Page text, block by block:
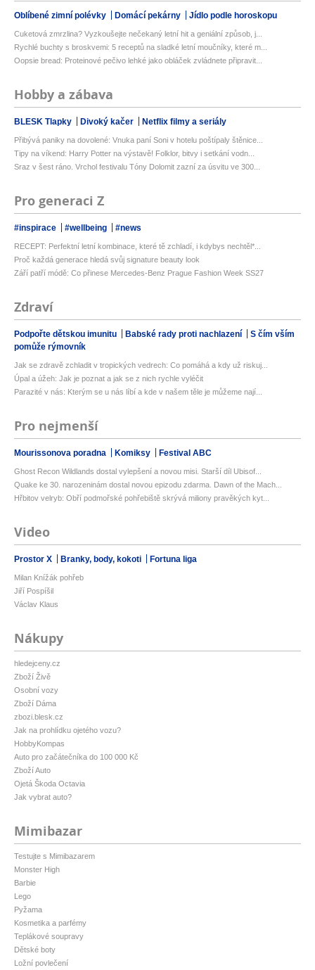
Oblíbené zimní polévky Domácí pekárny Jídlo podle horoskopu
Cuketová zmrzlina? Vyzkoušejte nečekaný letní hit a geniální způsob, j...
Rychlé buchty s broskvemi: 5 receptů na sladké letní moučníky, které m...
Oopsie bread: Proteinové pečivo lehké jako obláček zvládnete připravit...
Hobby a zábava
BLESK Tlapky Divoký kačer Netflix filmy a seriály
Přibývá paniky na dovolené: Vnuka paní Soni v hotelu poštípaly štěnice...
Tipy na víkend: Harry Potter na výstavě! Folklor, bitvy i setkání vodn...
Sraz v šest ráno. Vrchol festivalu Tóny Dolomit zazní za úsvitu ve 300...
Pro generaci Z
#inspirace #wellbeing #news
RECEPT: Perfektní letní kombinace, které tě zchladí, i kdybys nechtěl*...
Proč každá generace hledá svůj signature beauty look
Září patří módě: Co přinese Mercedes-Benz Prague Fashion Week SS27
Zdraví
Podpořte dětskou imunitu Babské rady proti nachlazení
S čím vším
pomůže rýmovník
Jak se zdravě zchladit v tropických vedrech: Co pomáhá a kdy už riskuj...
Úpal a úžeh: Jak je poznat a jak se z nich rychle vyléčit
Parazité v nás: Kterým se u nás líbí a kde v našem těle je můžeme nají...
Pro nejmenší
Mourissonova poradna Komiksy Festival ABC
Ghost Recon Wildlands dostal vylepšení a novou misi. Starší díl Ubisof...
Quake ke 30. narozeninám dostal novou epizodu zdarma. Dawn of the Mach...
Hřbitov velryb: Obří podmořské pohřebiště skrývá miliony pravěkých kyt...
Video
Prostor X Branky, body, kokoti Fortuna liga
Milan Knížák pohřeb
Jiří Pospíšil
Václav Klaus
Nákupy
hledejceny.cz
Zboží Živě
Osobní vozy
Zboží Dáma
zbozi.blesk.cz
Jak na prohlídku ojetého vozu?
HobbyKompas
Auto pro začátečníka do 100 000 Kč
Zboží Auto
Ojetá Škoda Octavia
Jak vybrat auto?
Mimibazar
Testujte s Mimibazarem
Monster High
Barbie
Lego
Pyžama
Kosmetika a parfémy
Teplákové soupravy
Dětské boty
Ložní povlečení